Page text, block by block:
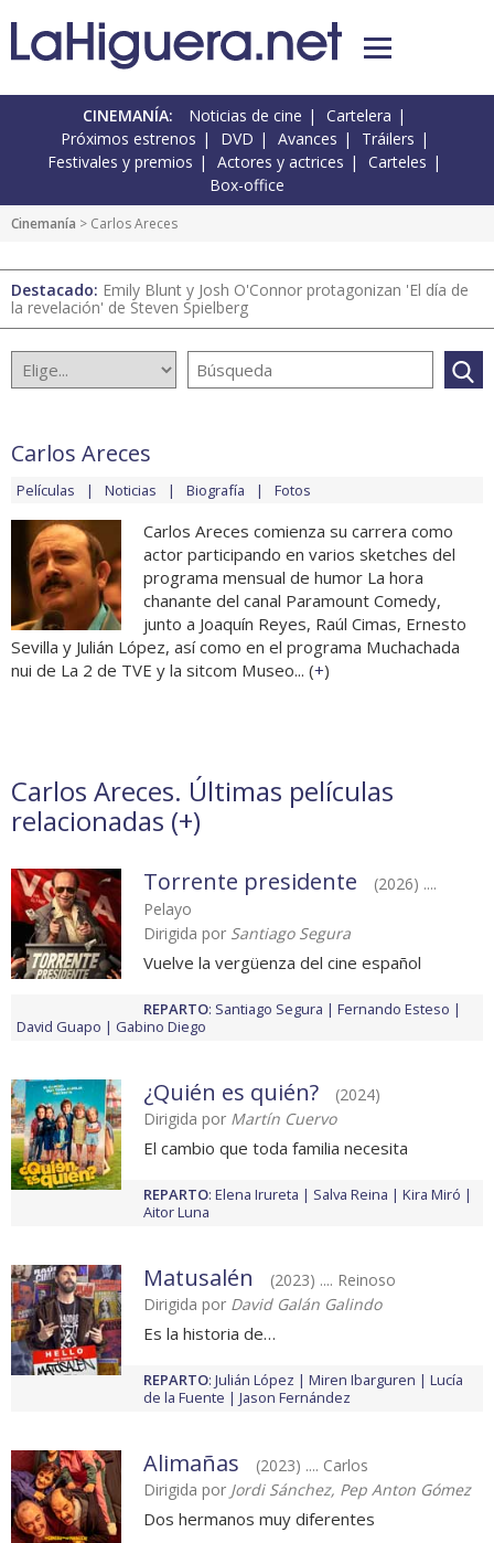
CINEMANÍA: Noticias de cine
Cartelera
Próximos estrenos
DVD Avances
Tráilers
Festivales y premios
Actores y actrices
Carteles
Box-office
Cinemanía > Carlos Areces
Destacado: Emily Blunt y Josh O'Connor protagonizan 'El día de
la revelación' de Steven Spielberg
Carlos Areces
Películas Noticias Biografía Fotos
Carlos Areces comienza su carrera como
actor participando en varios sketches del
programa mensual de humor La hora
chanante del canal Paramount Comedy,
junto a Joaquín Reyes, Raúl Cimas, Ernesto
Sevilla y Julián López, así como en el programa Muchachada
nui de La 2 de TVE y la sitcom Museo... (+)
Carlos Areces. Últimas películas
relacionadas (+)
Torrente presidente
(2026) ....
Pelayo
Dirigida por Santiago Segura
Vuelve la vergüenza del cine español
REPARTO: Santiago Segura
Fernando Esteso
David Guapo
Gabino Diego
¿Quién es quién?
(2024)
Dirigida por Martín Cuervo
El cambio que toda familia necesita
REPARTO: Elena Irureta Salva Reina
Kira Miró
Aitor Luna
Matusalén
(2023) .... Reinoso
Dirigida por David Galán Galindo
Es la historia de…
REPARTO: Julián López Miren Ibarguren
Lucía
de la Fuente
Jason Fernández
Alimañas
(2023) .... Carlos
Dirigida por Jordi Sánchez, Pep Anton Gómez
Dos hermanos muy diferentes